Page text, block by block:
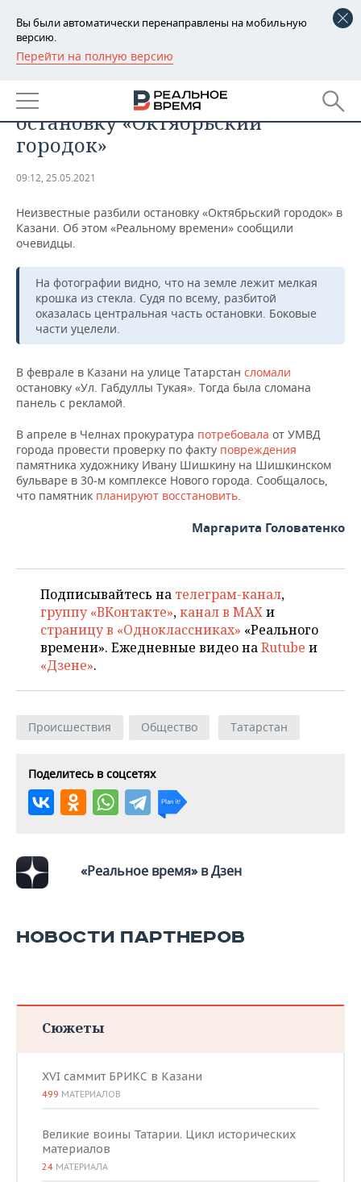
Вы были автоматически перенаправлены на мобильную
версию.
Перейти на полную версию
РЕГИОНЫ
БАШКОРТОСТАН
ТАТАРСТАН
НОВОСТИ
АНАЛИТИКА
ДЕКЛАРАЦИИ О ДОХОДАХ
КОРОЛИ ГОСЗАКАЗА ПФО
ВУЗЫ ТАТАРСТАНА
КОМУ ПРИНАДЛЕЖАТ
ТОРГОВЫЕ ЦЕНТРЫ
ТАТАРСТАНА
НОВОСТИ ЭКОНОМИКИ
ФИНАНСЫ
БАНКИ
БЮДЖЕТ
ПРОМЫШЛЕННОСТЬ
НОВОСТИ
АГРОПРОМ
МАШИНОСТРОЕНИЕ
НЕФТЕХИМИЯ
НЕФТЬ
ОПК
ЭНЕРГЕТИКА
НЕДВИЖИМОСТЬ
НОВОСТИ НЕДВИЖИМОСТИ
АВТО
НОВОСТИ АВТО
БИЗНЕС
РОЗНИЧНАЯ ТОРГОВЛЯ
ТРАНСПОРТ
УСЛУГИ
НОВОСТИ ТЕХНОЛОГИЙ
IT
МЕДИА
ТЕЛЕКОММУНИКАЦИИ
МЕРОПРИЯТИЯ
НОВОСТИ МЕРОПРИЯТИЙ
ВЫЕЗДНАЯ РЕДАКЦИЯ
БИЗНЕС-БРАНЧИ
СПОРТ
НОВОСТИ СПОРТА
ФУТБОЛ
ВОЛЕЙБОЛ
КИБЕРСПОРТ
ФИГУРНОЕ КАТАНИЕ
ВОДНЫЕ ВИДЫ СПОРТА
ОБЩЕСТВО
НОВОСТИ ОБЩЕСТВА
ИСТОРИЯ
КУЛЬТУРА
МЕДИЦИНА
ОБРАЗОВАНИЕ
ФОТОГАЛЕРЕЯ
СПИСОК ПЕРСОН
СПИСОК КОМПАНИЙ
ПОЛНАЯ ВЕРСИЯ
В Казани неизвестные разбили
остановку «Октябрьский
городок»
09:12, 25.05.2021
Неизвестные разбили остановку «Октябрьский городок» в
Казани. Об этом «Реальному времени» сообщили
очевидцы.
На фотографии видно, что на земле лежит мелкая
крошка из стекла. Судя по всему, разбитой
оказалась центральная часть остановки. Боковые
части уцелели.
В феврале в Казани на улице Татарстан сломали
остановку «Ул. Габдуллы Тукая». Тогда была сломана
панель с рекламой.
В апреле в Челнах прокуратура потребовала от УМВД
города провести проверку по факту повреждения
памятника художнику Ивану Шишкину на Шишкинском
бульваре в 30-м комплексе Нового города. Сообщалось,
что памятник планируют восстановить.
Маргарита Головатенко
Подписывайтесь на телеграм-канал,
группу «ВКонтакте»,канал в MAXи
страницу в «Одноклассниках» «Реального
времени». Ежедневные видео наRutube и
«Дзене».
Происшествия Общество Татарстан
Поделитесь в соцсетях
«Реальное время» в Дзен
НОВОСТИ ПАРТНЕРОВ
Сюжеты
XVI саммит БРИКС в Казани
499 МАТЕРИАЛОВ
Великие воины Татарии. Цикл исторических
материалов
24 МАТЕРИАЛА